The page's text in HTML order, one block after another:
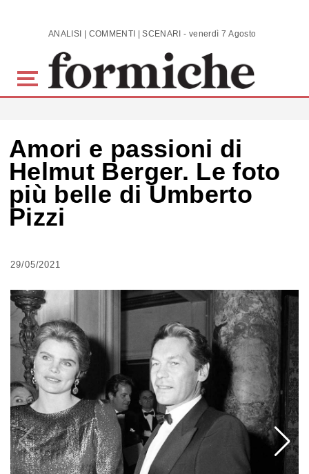
Skip to main content ANALISI | COMMENTI | SCENARI - venerdì 7 Agosto 2026
Amori e passioni di
Helmut Berger. Le foto
più belle di Umberto
Pizzi
29/05/2021